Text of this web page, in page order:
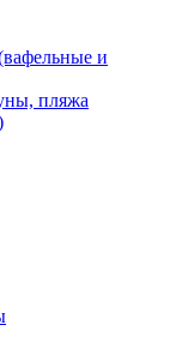
и
пляжа